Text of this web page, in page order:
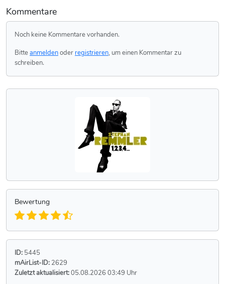
Kommentare
Noch keine Kommentare vorhanden.
Bitteanmeldenoder registrieren, um einen Kommentar zu
schreiben.
Bewertung
ID: 5445
mAirList-ID: 2629
Zuletzt aktualisiert:05.08.2026 03:49 Uhr